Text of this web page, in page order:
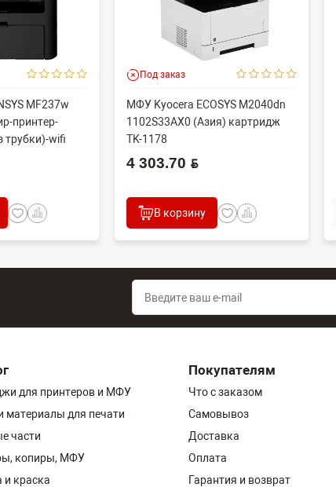
MF237w
принтер-
трубки)-wifi
Под заказ
МФУ Kyocera ECOSYS M2040dn
1102S33AX0 (Азия) картридж
TK-1178
4 303.70 BYN
В корзину
для принтеров и МФУ
материалы для печати
части
копиры, МФУ
и краска
Покупателям
Что с заказом
Самовывоз
Доставка
Оплата
Гарантия и возврат